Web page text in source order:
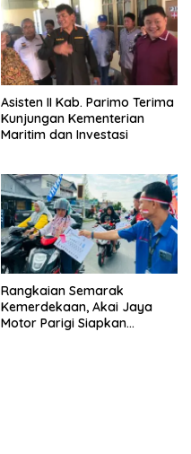
Asisten II Kab. Parimo Terima
Kunjungan Kementerian
Maritim dan Investasi
Rangkaian Semarak
Kemerdekaan, Akai Jaya
Motor Parigi Siapkan